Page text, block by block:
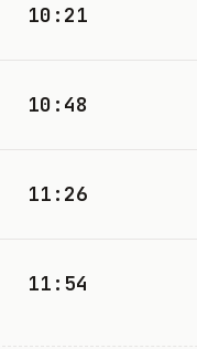
10:21
10:48
11:26
11:54